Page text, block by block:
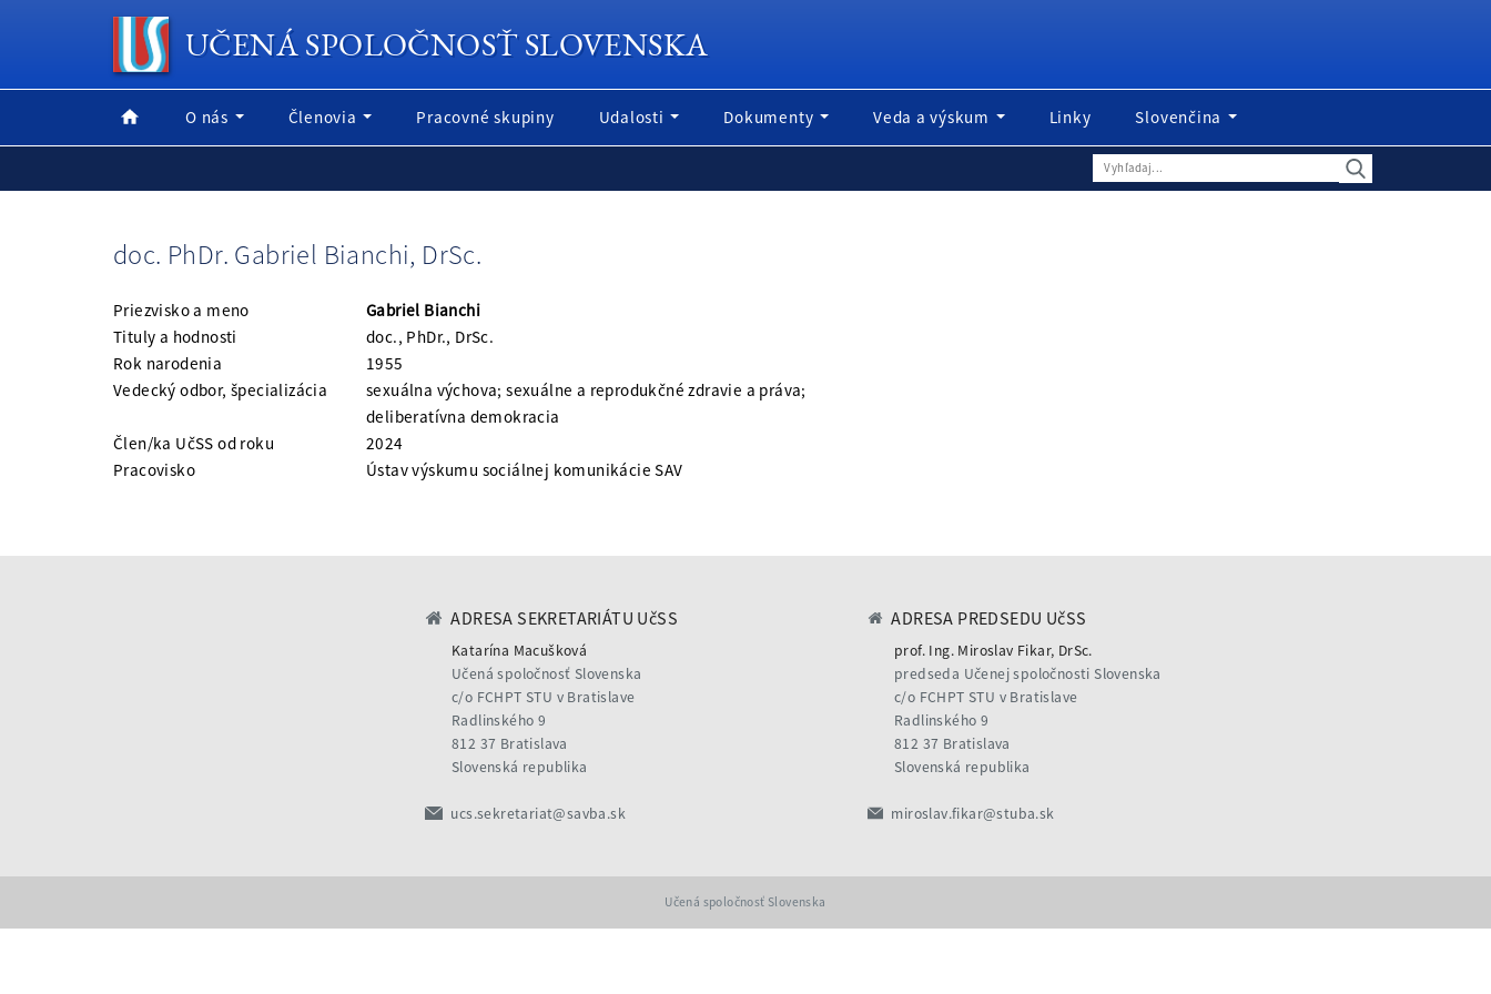
UČENÁ SPOLOČNOSŤ SLOVENSKA
O nás Členovia Pracovné skupiny Udalosti Dokumenty Veda a výskum Linky Slovenčina
doc. PhDr. Gabriel Bianchi, DrSc.
Priezvisko a meno
Gabriel Bianchi
Tituly a hodnosti
doc., PhDr., DrSc.
Rok narodenia
1955
Vedecký odbor, špecializácia
sexuálna výchova; sexuálne a reprodukčné zdravie a práva;
deliberatívna demokracia
Člen/ka UčSS od roku
2024
Pracovisko
Ústav výskumu sociálnej komunikácie SAV
ADRESA SEKRETARIÁTU UčSS
Katarína Macušková
Učená spoločnosť Slovenska
c/o FCHPT STU v Bratislave
Radlinského 9
812 37 Bratislava
Slovenská republika
ucs.sekretariat@savba.sk
ADRESA PREDSEDU UčSS
prof. Ing. Miroslav Fikar, DrSc.
predseda Učenej spoločnosti Slovenska
c/o FCHPT STU v Bratislave
Radlinského 9
812 37 Bratislava
Slovenská republika
miroslav.fikar@stuba.sk
Učená spoločnosť Slovenska